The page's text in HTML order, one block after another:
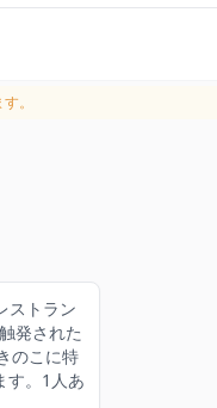
。
ストラン
発された
のこに特
す。1人あ